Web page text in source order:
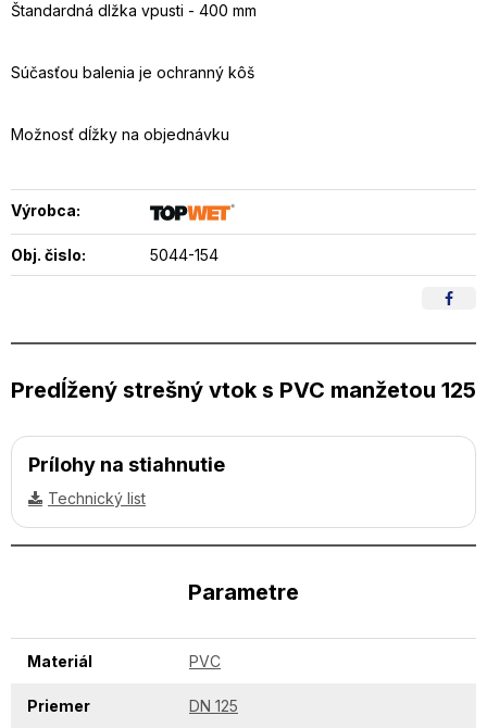
Štandardná dlžka vpusti - 400 mm
Súčasťou balenia je ochranný kôš
Možnosť dĺžky na objednávku
Výrobca:
Obj. čislo: 5044-154
Predĺžený strešný vtok s PVC manžetou 125
Prílohy na stiahnutie
Technický list
Parametre
Materiál PVC
Priemer DN 125